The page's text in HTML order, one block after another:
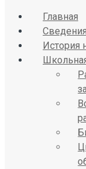
Официальный
Средняя школа:
Начальная
Главная
История